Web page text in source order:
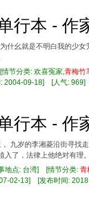
行本 - 作
幺就是不明白我的少
节分类: 欢喜冤家, 青梅竹
2004-09-18] [人气:
行本 - 作
， 九岁的李湘菱沿街寻
入了，法律上他绝对有理
地点: 台湾] [情节分类: 青
02-13] [发布时间: